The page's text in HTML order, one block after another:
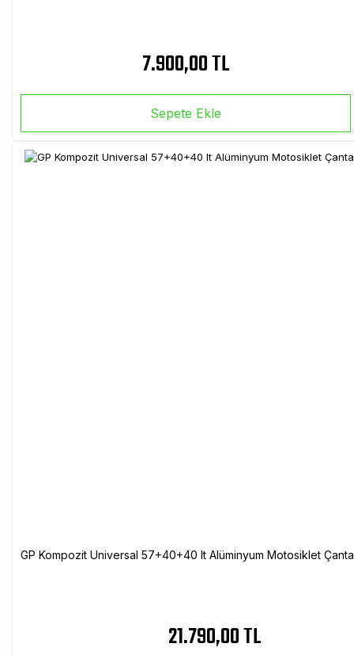
7.900,00 TL
Sepete Ekle
GP Kompozit Universal 57+40+40 lt Alüminyum Motosiklet
21.790,00 TL